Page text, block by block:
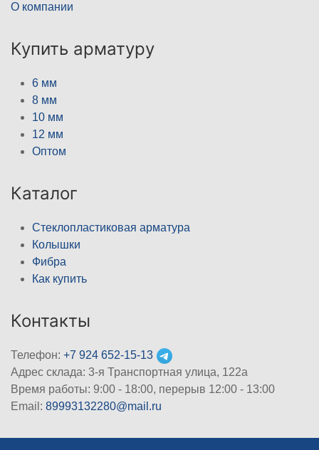
О компании
Купить арматуру
6 мм
8 мм
10 мм
12 мм
Оптом
Каталог
Стеклопластиковая арматура
Колышки
Фибра
Как купить
Контакты
Телефон: +7 924 652-15-13
Адрес склада: 3-я Транспортная улица, 122а
Время работы: 9:00 - 18:00, перерыв 12:00 - 13:00
Email: 89993132280@mail.ru